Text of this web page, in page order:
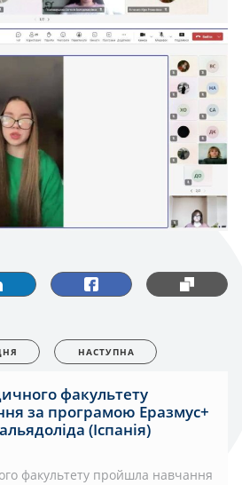
НАСТУПНА
факультету
за програмою Еразмус+
(Іспанія)
факультету пройшла навчання